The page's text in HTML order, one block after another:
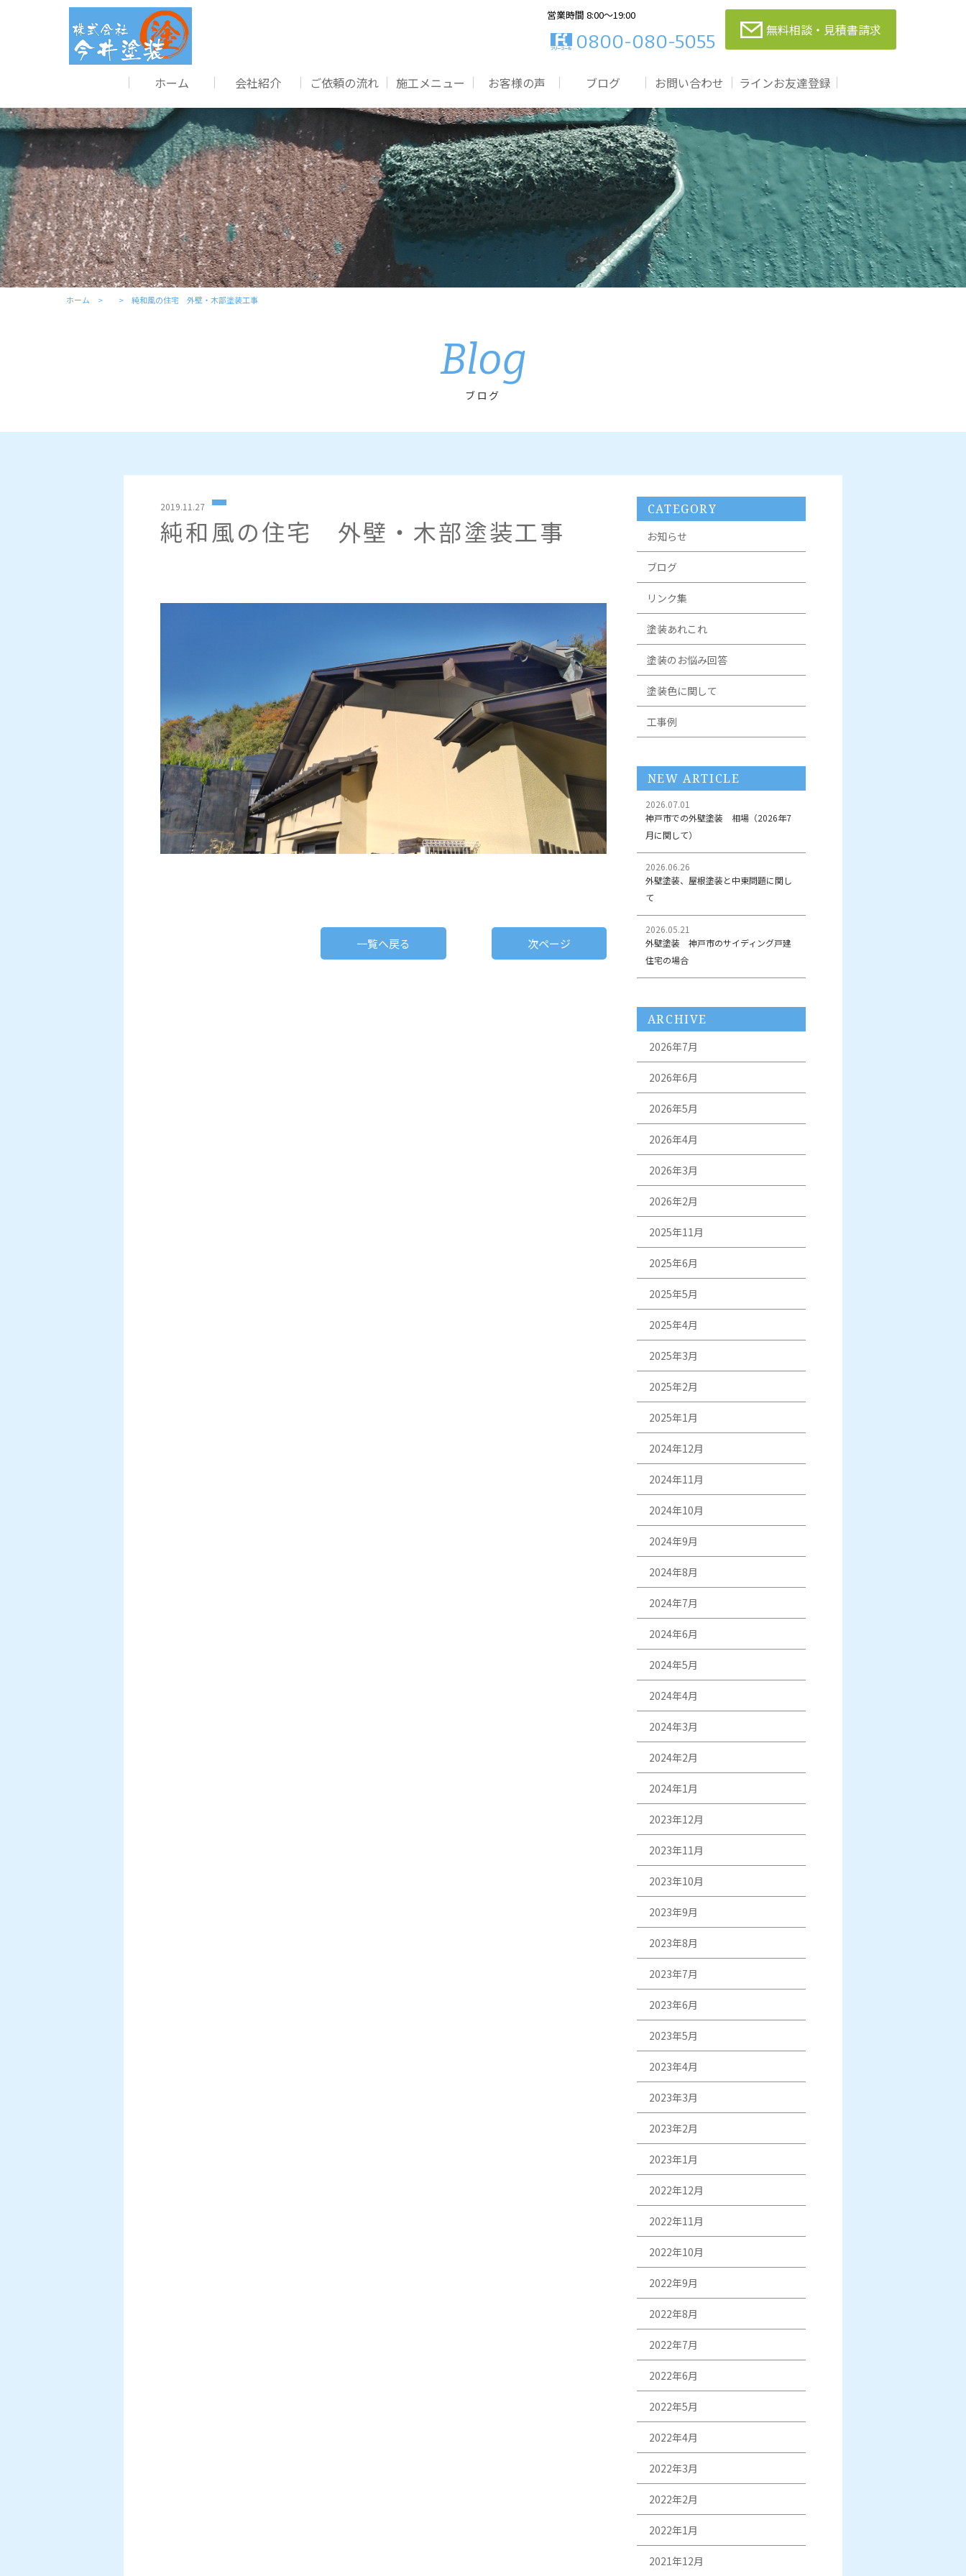
営業時間 8:00～19:00
0800-080-5055
無料相談・見積書請求
ホーム 会社紹介 ご依頼の流れ 施工メニュー お客様の声 ブログ お問い合わせ ラインお友達登録
ホーム 純和風の住宅 外壁・木部塗装工事
Blog
ブログ
2019.11.27
純和風の住宅 外壁・木部塗装工事
一覧へ戻る 次ページ
CATEGORY
お知らせ
ブログ
リンク集
塗装あれこれ
塗装のお悩み回答
塗装色に関して
工事例
NEW ARTICLE
2026.07.01
神戸市での外壁塗装 相場（2026年7
月に関して）
2026.06.26
外壁塗装、屋根塗装と中東問題に関し
て
2026.05.21
外壁塗装 神戸市のサイディング戸建
住宅の場合
ARCHIVE
2026年7月
2026年6月
2026年5月
2026年4月
2026年3月
2026年2月
2025年11月
2025年6月
2025年5月
2025年4月
2025年3月
2025年2月
2025年1月
2024年12月
2024年11月
2024年10月
2024年9月
2024年8月
2024年7月
2024年6月
2024年5月
2024年4月
2024年3月
2024年2月
2024年1月
2023年12月
2023年11月
2023年10月
2023年9月
2023年8月
2023年7月
2023年6月
2023年5月
2023年4月
2023年3月
2023年2月
2023年1月
2022年12月
2022年11月
2022年10月
2022年9月
2022年8月
2022年7月
2022年6月
2022年5月
2022年4月
2022年3月
2022年2月
2022年1月
2021年12月